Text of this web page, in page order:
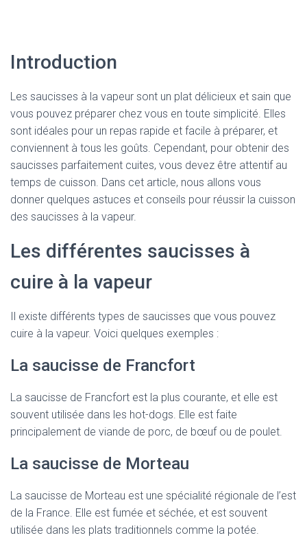
Introduction
Les saucisses à la vapeur sont un plat délicieux et sain que
vous pouvez préparer chez vous en toute simplicité. Elles
sont idéales pour un repas rapide et facile à préparer, et
conviennent à tous les goûts. Cependant, pour obtenir des
saucisses parfaitement cuites, vous devez être attentif au
temps de cuisson. Dans cet article, nous allons vous
donner quelques astuces et conseils pour réussir la cuisson
des saucisses à la vapeur.
Les différentes saucisses à
cuire à la vapeur
Il existe différents types de saucisses que vous pouvez
cuire à la vapeur. Voici quelques exemples :
La saucisse de Francfort
La saucisse de Francfort est la plus courante, et elle est
souvent utilisée dans les hot-dogs. Elle est faite
principalement de viande de porc, de bœuf ou de poulet.
La saucisse de Morteau
La saucisse de Morteau est une spécialité régionale de l’est
de la France. Elle est fumée et séchée, et est souvent
utilisée dans les plats traditionnels comme la potée.